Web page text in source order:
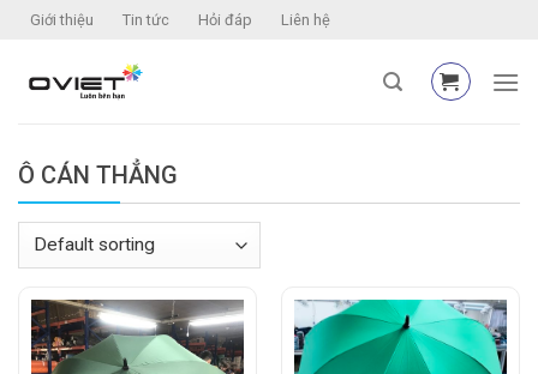
Skip
content
Giới thiệu Tin tức Hỏi đáp Liên hệ
Ô CÁN THẲNG